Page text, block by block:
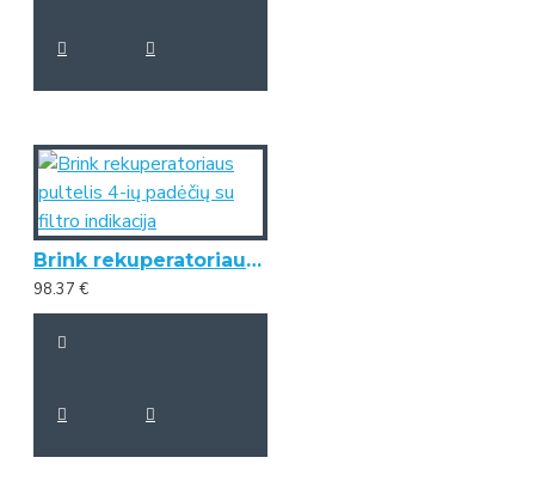
Brink rekuperatoriaus pultelis 4-ių padėčių su filtro indikacija
98.37 €